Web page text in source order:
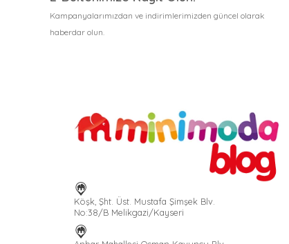
Kampanyalarımızdan ve indirimlerimizden güncel olarak
haberdar olun.
Köşk, Şht. Üst. Mustafa Şimşek Blv.
No:38/B Melikgazi/Kayseri